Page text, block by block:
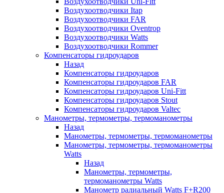
Воздухоотводчики Itap
Воздухоотводчики FAR
Воздухоотводчики Oventrop
Воздухоотводчики Watts
Воздухоотводчики Rommer
Компенсаторы гидроударов
Назад
Компенсаторы гидроударов
Компенсаторы гидроударов FAR
Компенсаторы гидроударов Uni-Fitt
Компенсаторы гидроударов Stout
Компенсаторы гидроударов Valtec
Манометры, термометры, термоманометры
Назад
Манометры, термометры, термоманометры
Манометры, термометры, термоманометры
Watts
Назад
Манометры, термометры,
термоманометры Watts
Манометр радиальный Watts F+R200